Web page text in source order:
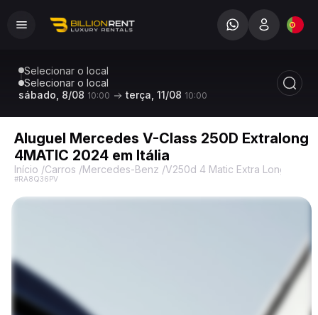
Selecionar o local
Selecionar o local
sábado, 8/08 10:00 terça, 11/08 10:00
Aluguel Mercedes V-Class 250D Extralong
4MATIC 2024 em Itália
Início /Carros /Mercedes-Benz /V250d 4 Matic Extra Long
#RA8Q36PV